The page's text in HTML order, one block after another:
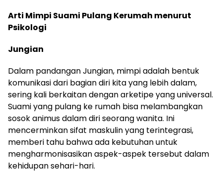
Arti Mimpi Suami Pulang Kerumah menurut
Psikologi
Jungian
Dalam pandangan Jungian, mimpi adalah bentuk
komunikasi dari bagian diri kita yang lebih dalam,
sering kali berkaitan dengan arketipe yang universal.
Suami yang pulang ke rumah bisa melambangkan
sosok animus dalam diri seorang wanita. Ini
mencerminkan sifat maskulin yang terintegrasi,
memberi tahu bahwa ada kebutuhan untuk
mengharmonisasikan aspek-aspek tersebut dalam
kehidupan sehari-hari.